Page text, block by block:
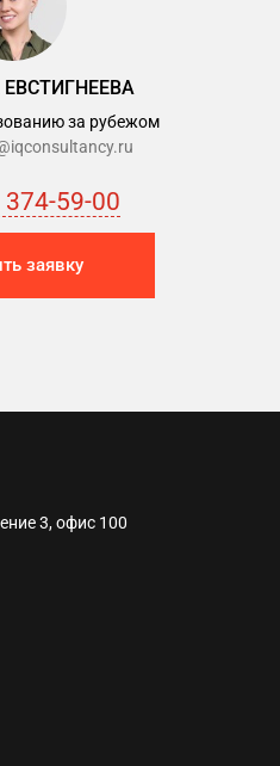
за рубежом
59-00
заявку
3, офис 100